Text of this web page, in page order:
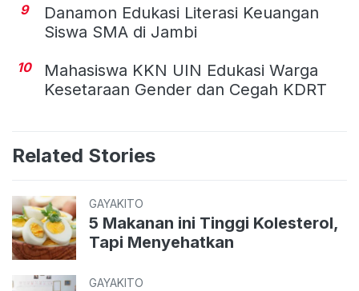
9
Danamon Edukasi Literasi Keuangan
Siswa SMA di Jambi
10
Mahasiswa KKN UIN Edukasi Warga
Kesetaraan Gender dan Cegah KDRT
Related Stories
GAYAKITO
5 Makanan ini Tinggi Kolesterol,
Tapi Menyehatkan
GAYAKITO